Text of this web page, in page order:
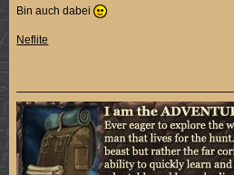
Bin auch dabei
Neflite